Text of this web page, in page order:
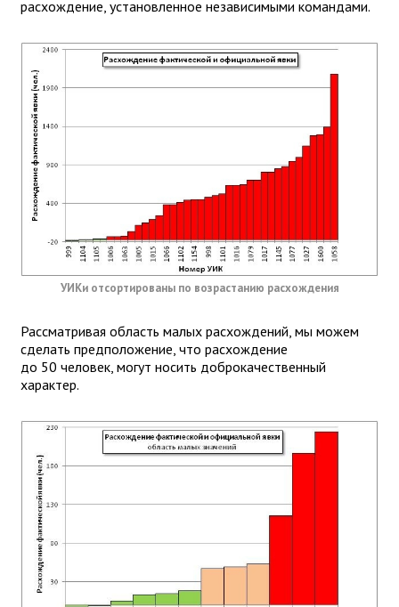
расхождение, установленное независимыми командами.
УИКи отсортированы по возрастанию расхождения
Рассматривая область малых расхождений, мы можем
сделать предположение, что расхождение
до 50 человек, могут носить доброкачественный
характер.